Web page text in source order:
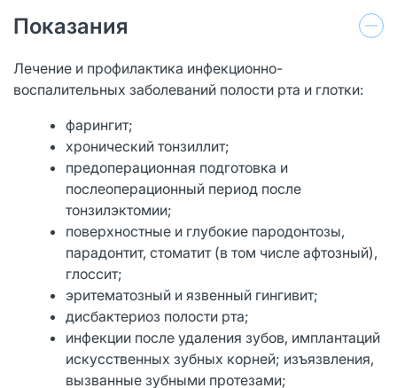
Показания
Лечение и профилактика инфекционно-
воспалительных заболеваний полости рта и глотки:
фарингит;
хронический тонзиллит;
предоперационная подготовка и
послеоперационный период после
тонзилэктомии;
поверхностные и глубокие пародонтозы,
парадонтит, стоматит (в том числе афтозный),
глоссит;
эритематозный и язвенный гингивит;
дисбактериоз полости рта;
инфекции после удаления зубов, имплантаций
искусственных зубных корней; изъязвления,
вызванные зубными протезами;